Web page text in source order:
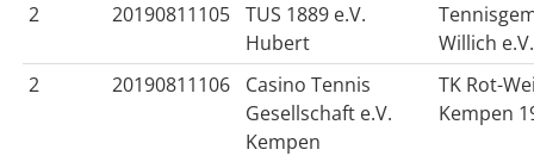
2
20190811105 TUS 1889 e.V.
Hubert
Willich e.V.
2
20190811106
Casino Tennis
Gesellschaft e.V.
Kempen
TK Rot-
Kempen